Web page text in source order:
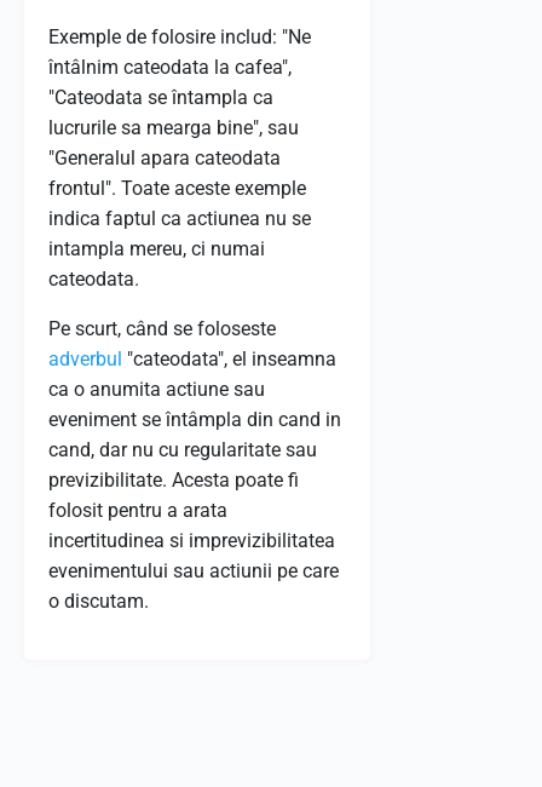
Exemple de folosire includ: "Ne
întâlnim cateodata la cafea",
"Cateodata se întampla ca
lucrurile sa mearga bine", sau
"Generalul apara cateodata
frontul". Toate aceste exemple
indica faptul ca actiunea nu se
intampla mereu, ci numai
cateodata.
Pe scurt, când se foloseste
adverbul "cateodata", el inseamna
ca o anumita actiune sau
eveniment se întâmpla din cand in
cand, dar nu cu regularitate sau
previzibilitate. Acesta poate fi
folosit pentru a arata
incertitudinea si imprevizibilitatea
evenimentului sau actiunii pe care
o discutam.